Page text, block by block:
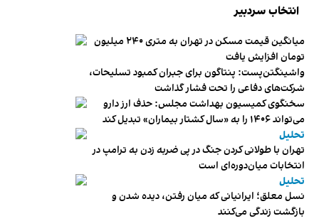
انتخاب سردبیر
میانگین قیمت مسکن در تهران به متری ۲۴۰ میلیون
تومان افزایش یافت
واشینگتن‌پست: پنتاگون برای جبران کمبود تسلیحات،
شرکت‌های دفاعی را تحت فشار گذاشت
سخنگوی کمیسیون بهداشت مجلس: حذف ارز دارو
می‌تواند ۱۴۰۶ را به «سال کشتار بیماران» تبدیل کند
تحلیل
تهران با طولانی کردن جنگ در پی ضربه زدن به ترامپ در
انتخابات میان‌دوره‌ای است
تحلیل
نسل معلق؛ ایرانیانی که میان رفتن، دیده شدن و
بازگشت زندگی می‌کنند